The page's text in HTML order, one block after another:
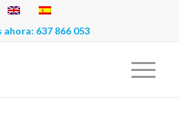
ahora: 637 866 053